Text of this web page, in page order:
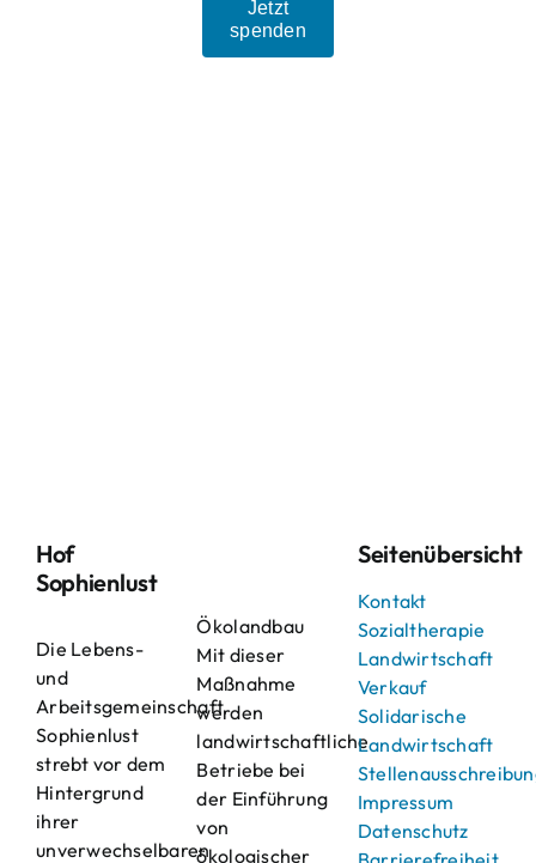
Jetzt
spenden
Hof
Sophienlust
Die Lebens-
und
Arbeitsgemeinschaft
Sophienlust
strebt vor dem
Hintergrund
ihrer
unverwechselbaren
Ökolandbau
Mit dieser
Maßnahme
werden
landwirtschaftliche
Betriebe bei
der Einführung
von
ökologischer
Seitenübersicht
Kontakt
Sozialtherapie
Landwirtschaft
Verkauf
Solidarische
Landwirtschaft
Impressum
Datenschutz